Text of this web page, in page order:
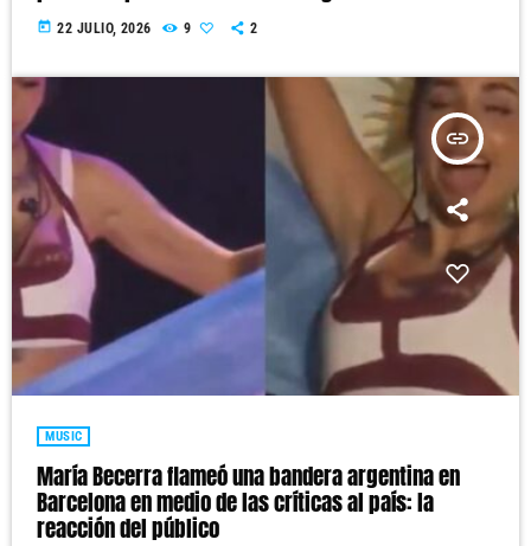
today 22 JULIO, 2026 9 2
insert_link
MUSIC
María Becerra flameó una bandera argentina en
Barcelona en medio de las críticas al país: la
reacción del público